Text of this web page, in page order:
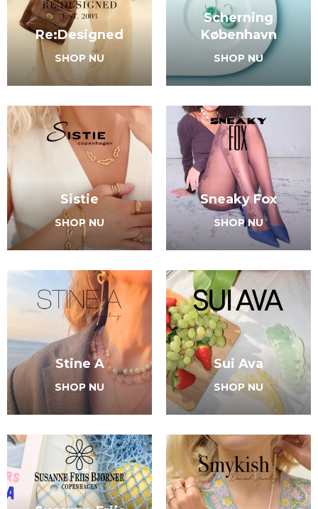
Re:Designed
SHOP NU
Scherning
København
SHOP NU
Sistie
SHOP NU
Sneaky Fox
SHOP NU
Stine A
SHOP NU
Sui Ava
SHOP NU